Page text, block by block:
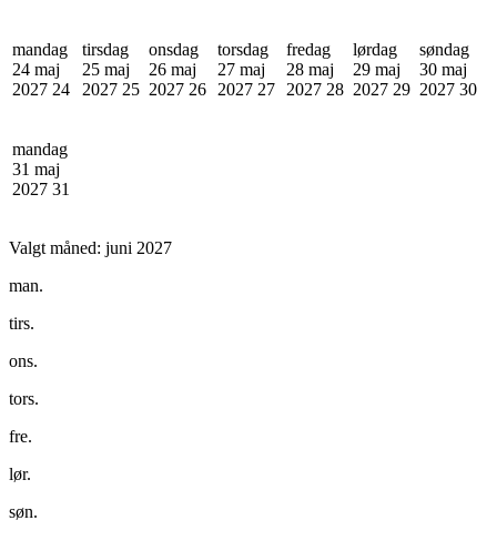
mandag
24 maj
2027 24
tirsdag
25 maj
2027 25
onsdag
26 maj
2027 26
torsdag
27 maj
2027 27
fredag
28 maj
2027 28
lørdag
29 maj
2027 29
søndag
30 maj
2027 30
mandag
31 maj
2027 31
Valgt måned: juni 2027
man.
tirs.
ons.
tors.
fre.
lør.
søn.